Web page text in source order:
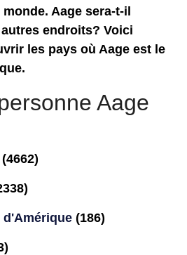
Aage sera-t-il
endroits? Voici
les pays où Aage est le
Aage
(4662)
d'Amérique (186)